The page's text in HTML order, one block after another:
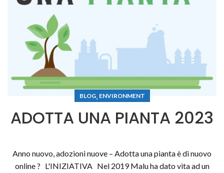
BLOG, ENVIRONMENT
ADOTTA UNA PIANTA 2023
Anno nuovo, adozioni nuove – Adotta una pianta è di nuovo
online ? L'INIZIATIVA Nel 2019 Malu ha dato vita ad un